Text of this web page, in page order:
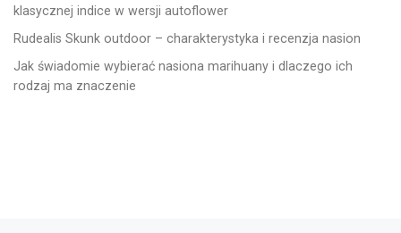
klasycznej indice w wersji autoflower
Rudealis Skunk outdoor – charakterystyka i recenzja nasion
Jak świadomie wybierać nasiona marihuany i dlaczego ich
rodzaj ma znaczenie